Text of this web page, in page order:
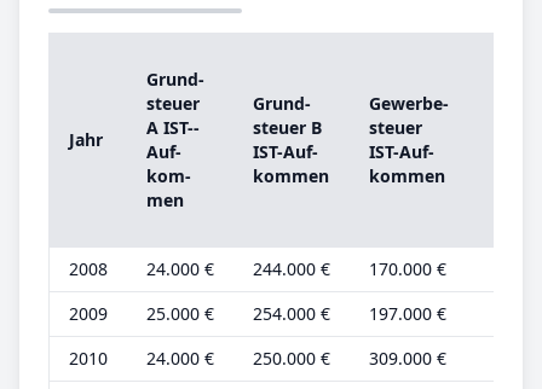
Jahr
Grund­
steu­er
A IST-­
Auf­
kom­
men
Grund­
steu­er B
IST-­Auf­
kom­men
Ge­wer­be­
steu­er
IST-­Auf­
kom­men
2008 24.000 € 244.000 € 170.000 €
2009
25.000 € 254.000 € 197.000 €
2010
24.000 € 250.000 € 309.000 €